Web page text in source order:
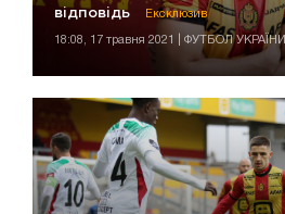
відповідь Ексклюзив
18:08, 17 травня 2021 | ФУТБОЛ УКРАЇНИ